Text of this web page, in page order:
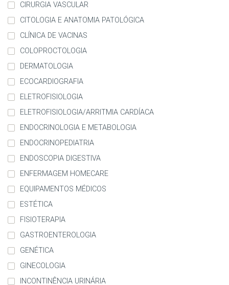
CIRURGIA VASCULAR
CITOLOGIA E ANATOMIA PATOLÓGICA
CLÍNICA DE VACINAS
COLOPROCTOLOGIA
DERMATOLOGIA
ECOCARDIOGRAFIA
ELETROFISIOLOGIA
ELETROFISIOLOGIA/ARRITMIA CARDÍACA
ENDOCRINOLOGIA E METABOLOGIA
ENDOCRINOPEDIATRIA
ENDOSCOPIA DIGESTIVA
ENFERMAGEM HOMECARE
EQUIPAMENTOS MÉDICOS
ESTÉTICA
FISIOTERAPIA
GASTROENTEROLOGIA
GENÉTICA
GINECOLOGIA
INCONTINÊNCIA URINÁRIA